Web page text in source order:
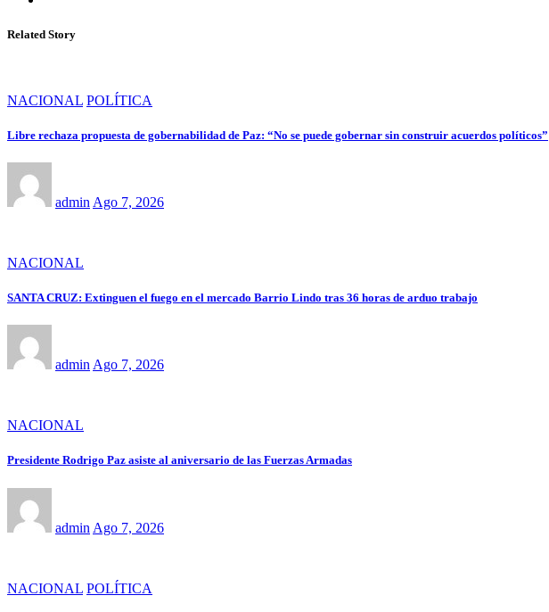
Related Story
NACIONAL POLÍTICA
Libre rechaza propuesta de gobernabilidad de Paz: “No se puede gobernar sin construir acuerdos políticos”
admin Ago 7, 2026
NACIONAL
SANTA CRUZ: Extinguen el fuego en el mercado Barrio Lindo tras 36 horas de arduo trabajo
admin Ago 7, 2026
NACIONAL
Presidente Rodrigo Paz asiste al aniversario de las Fuerzas Armadas
admin Ago 7, 2026
NACIONAL POLÍTICA